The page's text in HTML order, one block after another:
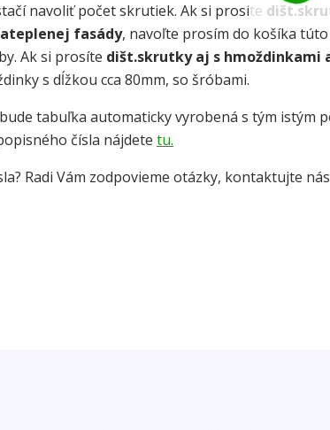
navoliť počet skrutiek. Ak si prosíte
fasády, navoľte prosím do košíka
Ak si prosíte dišt.skrutky aj s hmoždinkami
s dĺžkou cca 80mm, so šróbami.
tabuľka automaticky vyrobená s tým istým
čísla nájdete tu.
Radi Vám zodpovieme otázky, kontaktujte